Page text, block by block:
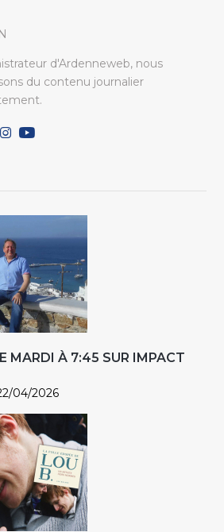
d'Ardenneweb, nous
du contenu journalier
MARDI À 7:45 SUR IMPACT
04/2026